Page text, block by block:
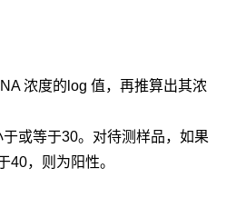
浓度的log 值，再推算出其浓
或等于30。对待测样品，如果
，则为阳性。